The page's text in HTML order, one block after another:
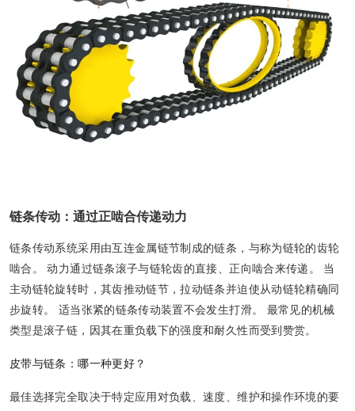
链条传动：通过正啮合传递动力
链条传动系统采用由互连金属链节制成的链条，与称为链轮的齿轮
啮合。 动力通过链条滚子与链轮齿的直接、正向啮合来传递。 当
主动链轮旋转时，其齿推动链节，拉动链条并迫使从动链轮精确同
步旋转。 适当张紧的链条传动装置不会发生打滑。 最常见的机械
类型是滚子链，因其在重负载下的强度和耐久性而受到赞赏。
皮带与链条：哪一种更好？
最佳选择完全取决于特定应用对负载、速度、维护和操作环境的要